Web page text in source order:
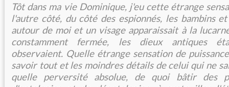
Tôt dans ma vie Dominique, j'eu cette étrange
l'autre côté, du côté des espionnés, les bambins
autour de moi et un visage apparaissait à la
constamment fermée, les dieux antiques
observaient. Quelle étrange sensation de
savoir tout et les moindres détails de celui qui ne
quelle perversité absolue, de quoi bâtir des